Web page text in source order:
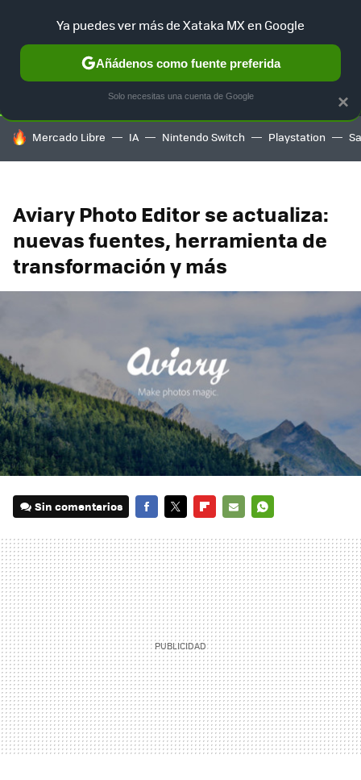
SELECCIÓN GAMING HOME AUTO TERRITORIO
HOY SE HABLA DE
Mercado Libre IA Nintendo Switch Playstation
Aviary Photo Editor se actualiza:
nuevas fuentes, herramienta de
transformación y más
Sin comentarios
MAIL
×
Ya puedes ver más de Xataka MX en Google
Añádenos como fuente preferida
Solo necesitas una cuenta de Google